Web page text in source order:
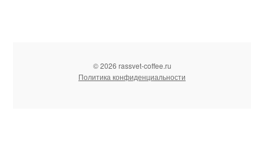
© 2026 rassvet-coffee.ru
Политика конфиденциальности